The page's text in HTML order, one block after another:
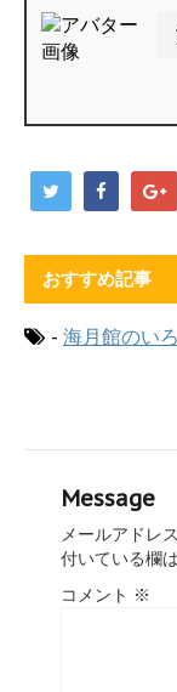
おすすめ記事
- 海月館のい
Message
メールアドレ
付いている欄
コメント ※